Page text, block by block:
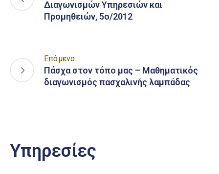
Διαγωνισμών Υπηρεσιών και
Προμηθειών, 5ο/2012
Επόμενο
Πάσχα στον τόπο μας – Μαθηματικός
διαγωνισμός πασχαλινής λαμπάδας
Υπηρεσίες